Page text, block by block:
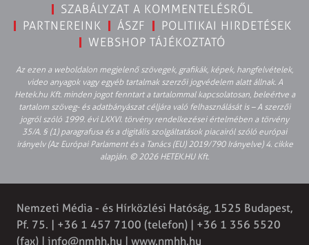
SZABÁLYZAT A KOMMENTELÉSRŐL
PARTNEREINK
ÁSZF
POLITIKAI HIRDETÉSEK
WEBSHOP TÁJÉKOZTATÓ
Az ezen a weboldalon megjelenő szövegek, grafikák, képek, hangfelvételek,
video anyagok vagy egyéb tartalmak szerzői jogvédelem alatt állnak. A
Hetek.hu Kft. minden jogot fenntart a tartalommal kapcsolatosan, beleértve a
tartalom szöveg- és adatbányászat céljára való felhasználását is – A szerzői
jogról szóló 1999. évi LXXVI. törvény rendelkezései értelmében a törvény
35/A. § (1) paragrafusa és a digitális szolgáltatások piacairól szóló európai
irányelv (Az Európai Parlament és a Tanács (EU) 2019/790 Irányelve) 4. cikke
alapján. © 2026 HETEK.HU Kft.
Nemzeti Média - és Hírközlési Hatóság, 1525 Budapest,
Pf. 75. | +36 1 457 7100 (telefon) | +36 1 356 5520
(fax) | info@nmhh.hu | www.nmhh.hu